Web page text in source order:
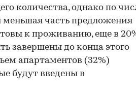
количества, однако по
часть предложения
к проживанию, еще в
завершены до конца этого
апартаментов (32%)
будут введены в